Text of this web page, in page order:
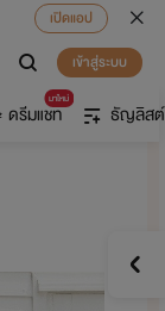
เปิดแอป
เข้าสู่ระบบ
มาใหม่
ดรีมแชท ธัญลิสต์